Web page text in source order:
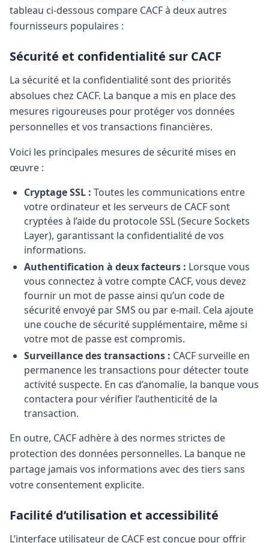
tableau ci-dessous compare CACF à deux autres
fournisseurs populaires :
Sécurité et confidentialité sur CACF
La sécurité et la confidentialité sont des priorités
absolues chez CACF. La banque a mis en place des
mesures rigoureuses pour protéger vos données
personnelles et vos transactions financières.
Voici les principales mesures de sécurité mises en
œuvre :
Cryptage SSL : Toutes les communications entre
votre ordinateur et les serveurs de CACF sont
cryptées à l’aide du protocole SSL (Secure Sockets
Layer), garantissant la confidentialité de vos
informations.
Authentification à deux facteurs : Lorsque vous
vous connectez à votre compte CACF, vous devez
fournir un mot de passe ainsi qu’un code de
sécurité envoyé par SMS ou par e-mail. Cela ajoute
une couche de sécurité supplémentaire, même si
votre mot de passe est compromis.
Surveillance des transactions : CACF surveille en
permanence les transactions pour détecter toute
activité suspecte. En cas d’anomalie, la banque vous
contactera pour vérifier l’authenticité de la
transaction.
En outre, CACF adhère à des normes strictes de
protection des données personnelles. La banque ne
partage jamais vos informations avec des tiers sans
votre consentement explicite.
Facilité d’utilisation et accessibilité
L’interface utilisateur de CACF est conçue pour offrir